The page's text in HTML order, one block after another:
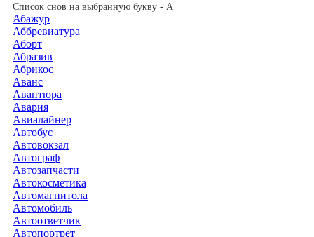
Список снов на выбранную букву - А
Абажур
Аббревиатура
Аборт
Абразив
Абрикос
Аванс
Авантюра
Авария
Авиалайнер
Автобус
Автовокзал
Автограф
Автозапчасти
Автокосметика
Автомагнитола
Автомобиль
Автоответчик
Автопортрет